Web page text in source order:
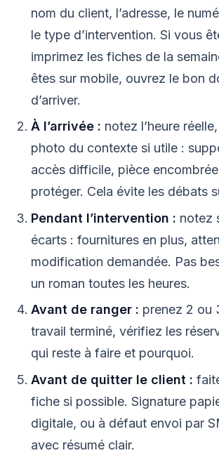
nom du client, l’adresse, le
le type d’intervention. Si vous
imprimez les fiches de la
êtes sur mobile, ouvrez le bon
d’arriver.
À l’arrivée : notez l’heure
photo du contexte si utile :
accès difficile, pièce
protéger. Cela évite les débats
Pendant l’intervention : notez
écarts : fournitures en plus,
modification demandée. Pas
un roman toutes les heures.
Avant de ranger : prenez 2 ou
travail terminé, vérifiez les
qui reste à faire et pourquoi.
Avant de quitter le client :
fiche si possible. Signature
digitale, ou à défaut envoi par
avec résumé clair.